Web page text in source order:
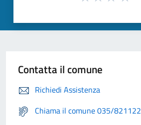
Contatta il comune
Richiedi Assistenza
Chiama il comune 035/821122